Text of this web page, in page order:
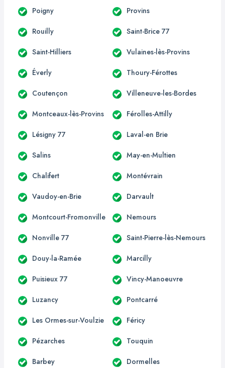
Poigny Provins
Rouilly Saint-Brice 77
Saint-Hilliers Vulaines-lès-Provins
Éverly Thoury-Férottes
Coutençon Villeneuve-les-Bordes
Montceaux-lès-Provins Férolles-Attilly
Lésigny 77 Laval-en Brie
Salins May-en-Multien
Chalifert Montévrain
Vaudoy-en-Brie Darvault
Montcourt-Fromonville Nemours
Nonville 77 Saint-Pierre-lès-Nemours
Douy-la-Ramée Marcilly
Puisieux 77 Vincy-Manoeuvre
Luzancy Pontcarré
Les Ormes-sur-Voulzie Féricy
Pézarches Touquin
Barbey Dormelles